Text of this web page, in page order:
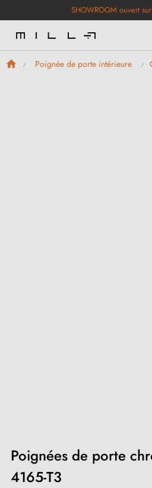
SHOWROOM ouvert
Poignée de porte intérieure
Poignées de porte
4165-T3